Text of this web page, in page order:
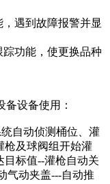
遇到故障报警并显
功能，使更换品种
设备使用：
自动侦测桶位、灌
枪及球阀组开始灌
目标值--灌枪自动关
气动夹盖---自动推